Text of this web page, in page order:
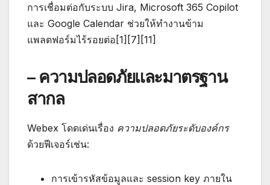
การเชื่อมต่อกับระบบ Jira, Microsoft 365 Copilot
และ Google Calendar ช่วยให้ทำงานข้าม
แพลตฟอร์มไร้รอยต่อ[1][7][11]
– ความปลอดภัยและมาตรฐาน
สากล
Webex โดดเด่นเรื่อง ความปลอดภัยระดับองค์กร
ด้วยฟีเจอร์เช่น:
การเข้ารหัสข้อมูลและ session key ภายใน